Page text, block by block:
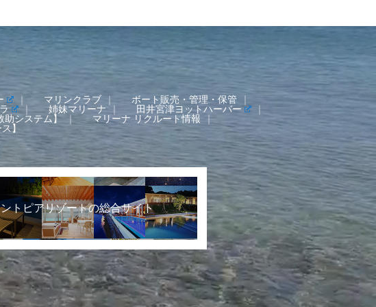
マリンクラブ
ボート販売・管理・保管
姉妹マリーナ
田井宮津ヨットハーバー
助システム】
マリーナ リクルート情報
】
トピアリゾートの総合サイト